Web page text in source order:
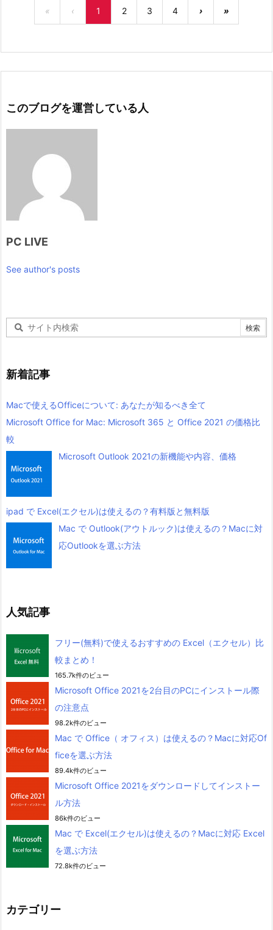
« ‹ 1 2 3 4 › »
このブログを運営している人
PC LIVE
See author's posts
新着記事
Macで使えるOfficeについて: あなたが知るべき全て
Microsoft Office for Mac: Microsoft 365 と Office 2021 の価格比
較
Microsoft Outlook 2021の新機能や内容、価格
ipad で Excel(エクセル)は使えるの？有料版と無料版
Mac で Outlook(アウトルック)は使えるの？Macに対
応Outlookを選ぶ方法
人気記事
フリー(無料)で使えるおすすめの Excel（エクセル）比
較まとめ！
165.7k件のビュー
Microsoft Office 2021を2台目のPCにインストール際
の注意点
98.2k件のビュー
Mac で Office（ オフィス）は使えるの？Macに対応Of
ficeを選ぶ方法
89.4k件のビュー
Microsoft Office 2021をダウンロードしてインストー
ル方法
86k件のビュー
Mac で Excel(エクセル)は使えるの？Macに対応 Excel
を選ぶ方法
72.8k件のビュー
カテゴリー